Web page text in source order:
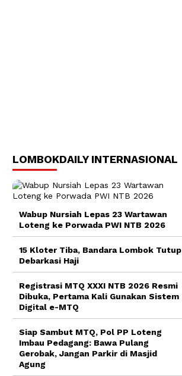
LOMBOKDAILY INTERNASIONAL
Wabup Nursiah Lepas 23 Wartawan
Loteng ke Porwada PWI NTB 2026
15 Kloter Tiba, Bandara Lombok Tutup
Debarkasi Haji
Registrasi MTQ XXXI NTB 2026 Resmi
Dibuka, Pertama Kali Gunakan Sistem
Digital e-MTQ
Siap Sambut MTQ, Pol PP Loteng
Imbau Pedagang: Bawa Pulang
Gerobak, Jangan Parkir di Masjid
Agung